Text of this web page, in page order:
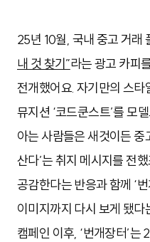
25년 10월, 국내 중고 거래
내 것 찾기”라는 광고 카피
전개했어요. 자기만의 스타
뮤지션 ‘코드쿤스트’를 모
아는 사람들은 새것이든
산다’는 취지 메시지를 전
공감한다는 반응과 함께 ‘
이미지까지 다시 보게 됐
캠페인 이후, ‘번개장터’는